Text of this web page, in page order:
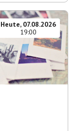
Heute, 07.08.2026
19:00